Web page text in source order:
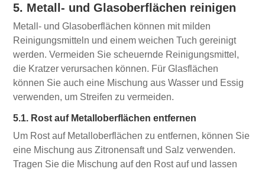
5. Metall- und Glasoberflächen reinigen
Metall- und Glasoberflächen können mit milden
Reinigungsmitteln und einem weichen Tuch gereinigt
werden. Vermeiden Sie scheuernde Reinigungsmittel,
die Kratzer verursachen können. Für Glasflächen
können Sie auch eine Mischung aus Wasser und Essig
verwenden, um Streifen zu vermeiden.
5.1. Rost auf Metalloberflächen entfernen
Um Rost auf Metalloberflächen zu entfernen, können Sie
eine Mischung aus Zitronensaft und Salz verwenden.
Tragen Sie die Mischung auf den Rost auf und lassen